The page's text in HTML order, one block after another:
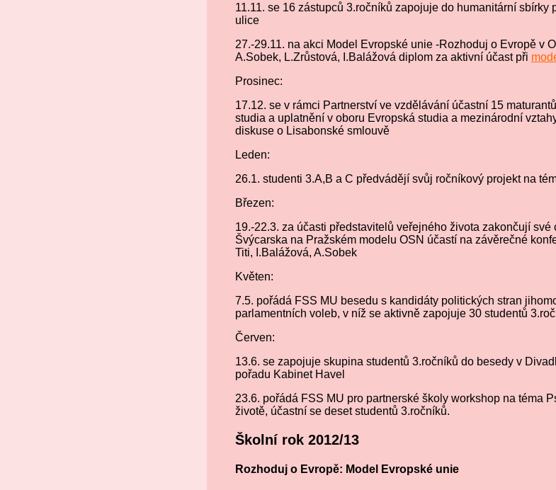
11.11. se 16 zástupců 3.ročníků zapojuje do humanitární sbírky
ulice
27.-29.11. na akci Model Evropské unie -Rozhoduj o Evropě v
A.Sobek, L.Zrůstová, I.Balážová diplom za aktivní účast při
Prosinec:
17.12. se v rámci Partnerství ve vzdělávání účastní 15
studia a uplatnění v oboru Evropská studia a mezinárodní
diskuse o Lisabonské smlouvě
Leden:
26.1. studenti 3.A,B a C předvádějí svůj ročníkový projekt na
Březen:
19.-22.3. za účasti představitelů veřejného života zakončují
Švýcarska na Pražském modelu OSN účastí na závěrečné
Titi, I.Balážová, A.Sobek
Květen:
7.5. pořádá FSS MU besedu s kandidáty politických stran
parlamentních voleb, v níž se aktivně zapojuje 30 studentů
Červen:
13.6. se zapojuje skupina studentů 3.ročníků do besedy v
pořadu Kabinet Havel
23.6. pořádá FSS MU pro partnerské školy workshop na téma
životě, účastní se deset studentů 3.ročníků.
Školní rok 2012/13
Rozhoduj o Evropě: Model Evropské unie